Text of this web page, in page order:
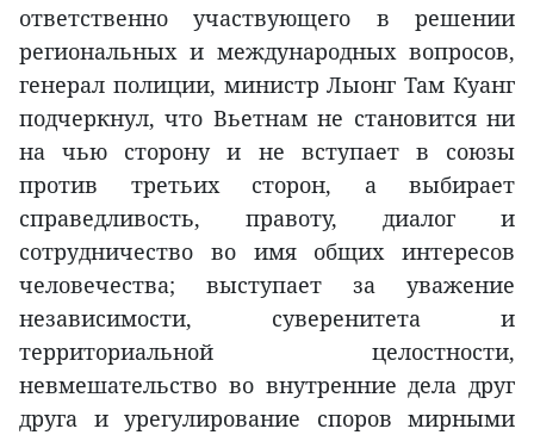
ответственно участвующего в решении
региональных и международных вопросов,
генерал полиции, министр Лыонг Там Куанг
подчеркнул, что Вьетнам не становится ни
на чью сторону и не вступает в союзы
против третьих сторон, а выбирает
справедливость, правоту, диалог и
сотрудничество во имя общих интересов
человечества; выступает за уважение
независимости, суверенитета и
территориальной целостности,
невмешательство во внутренние дела друг
друга и урегулирование споров мирными